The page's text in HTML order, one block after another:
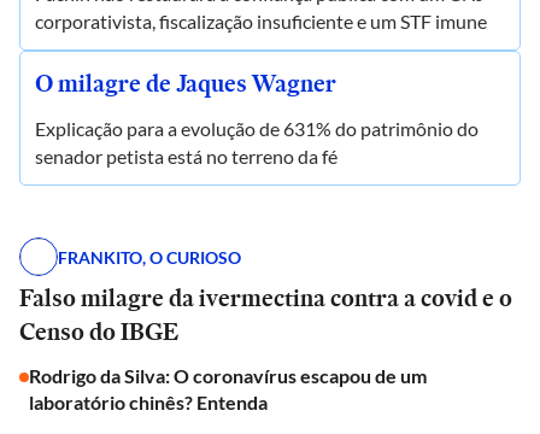
corporativista, fiscalização insuficiente e um STF imune
O milagre de Jaques Wagner
Explicação para a evolução de 631% do patrimônio do
senador petista está no terreno da fé
FRANKITO, O CURIOSO
Falso milagre da ivermectina contra a covid e o
Censo do IBGE
Rodrigo da Silva: O coronavírus escapou de um
laboratório chinês? Entenda